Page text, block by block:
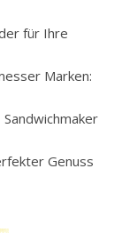
für Ihre
Marken:
Genuss